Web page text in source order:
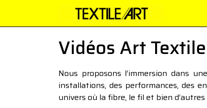
Vidéos Art Textile
Nous proposons l’immersion dans
installations, des performances, des
univers où la fibre, le fil et bien